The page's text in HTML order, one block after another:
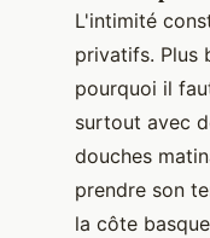
L'intimité
privatifs. Plus
pourquoi il
surtout avec
douches
prendre son
la côte